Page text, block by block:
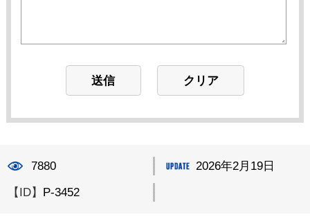
7880 2026年2月19日
【ID】 P-3452